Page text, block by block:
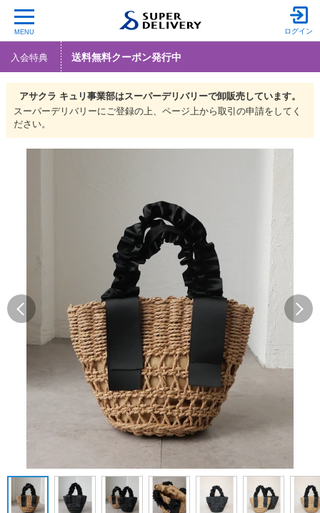
MENU ログイン
入会特典 送料無料クーポン発行中
アサクラ キュリ事業部はスーパーデリバリーで卸販売しています。
スーパーデリバリーにご登録の上、ページ上から取引の申請をしてく
ださい。